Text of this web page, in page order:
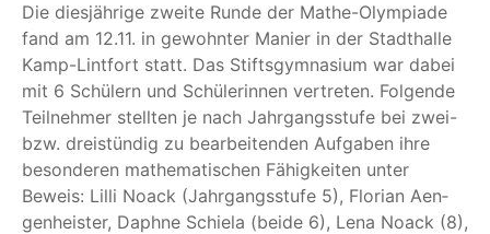
Service & Infos
Die dies­jäh­ri­ge zwei­te Run­de der Mathe-Olym­pia­de
fand am 12.11. in gewohn­ter Manier in der Stadt­hal­le
Kamp-Lint­fort statt. Das Stifts­gym­na­si­um war dabei
mit 6 Schü­lern und Schü­le­rin­nen ver­tre­ten. Fol­gen­de
Teil­neh­mer stell­ten je nach Jahr­gangs­stu­fe bei zwei-
bzw. drei­stün­dig zu bear­bei­ten­den Auf­ga­ben ihre
beson­de­ren mathe­ma­ti­schen Fähig­kei­ten unter
Beweis: Lil­li Noack (Jahr­gangs­stu­fe 5), Flo­ri­an Aen­
gen­he­is­ter, Daph­ne Schie­la (bei­de 6), Lena Noack (8),